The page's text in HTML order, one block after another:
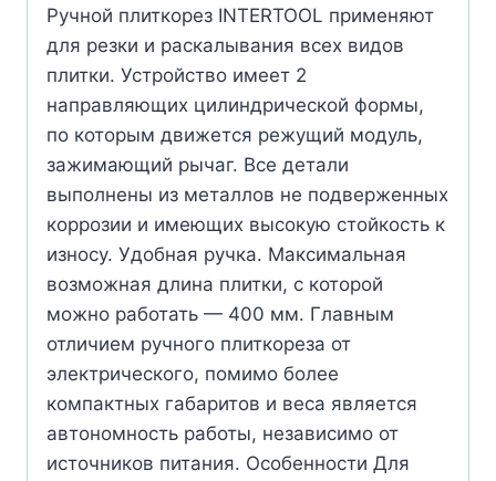
Ручной плиткорез INTERTOOL применяют
для резки и раскалывания всех видов
плитки. Устройство имеет 2
направляющих цилиндрической формы,
по которым движется режущий модуль,
зажимающий рычаг. Все детали
выполнены из металлов не подверженных
коррозии и имеющих высокую стойкость к
износу. Удобная ручка. Максимальная
возможная длина плитки, с которой
можно работать — 400 мм. Главным
отличием ручного плиткореза от
электрического, помимо более
компактных габаритов и веса является
автономность работы, независимо от
источников питания. Особенности Для